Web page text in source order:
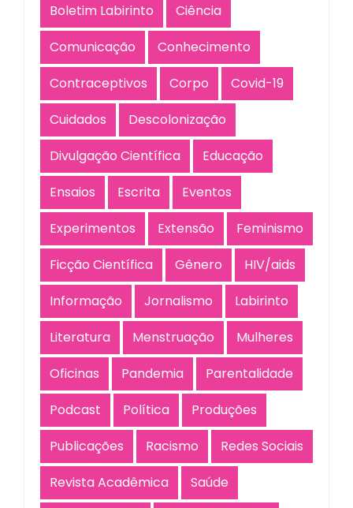
Boletim Labirinto
Ciência
Comunicação
Conhecimento
Contraceptivos
Corpo
Covid-19
Cuidados
Descolonização
Divulgação Científica
Educação
Ensaios
Escrita
Eventos
Experimentos
Extensão
Feminismo
Ficção Científica
Gênero
HIV/aids
Informação
Jornalismo
Labirinto
Literatura
Menstruação
Mulheres
Oficinas
Pandemia
Parentalidade
Podcast
Política
Produções
Publicações
Racismo
Redes Sociais
Revista Acadêmica
Saúde